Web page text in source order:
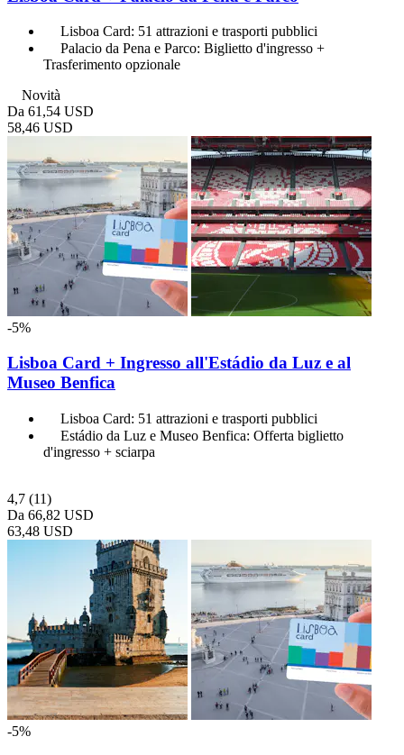
Lisboa Card: 51 attrazioni e trasporti pubblici
Palacio da Pena e Parco: Biglietto d'ingresso +
Trasferimento opzionale
Novità
Da 61,54 USD
58,46 USD
-5%
Lisboa Card + Ingresso all'Estádio da Luz e al
Museo Benfica
Lisboa Card: 51 attrazioni e trasporti pubblici
Estádio da Luz e Museo Benfica: Offerta biglietto
d'ingresso + sciarpa
4,7 (11)
Da 66,82 USD
63,48 USD
-5%